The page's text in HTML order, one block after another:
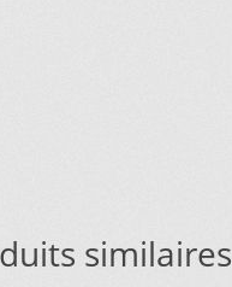
similaires